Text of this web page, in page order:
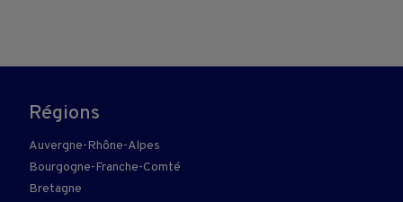
Régions
Auvergne-Rhône-Alpes
Bourgogne-Franche-Comté
Bretagne